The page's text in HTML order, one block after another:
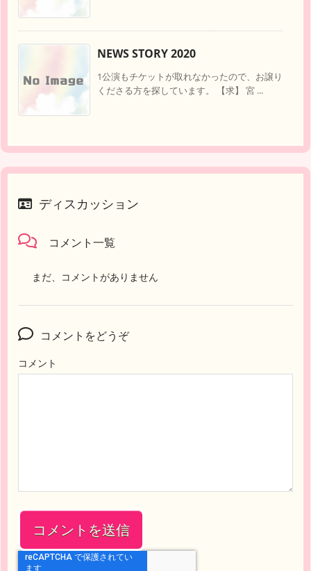
NEWS STORY 2020
1公演もチケットが取れなかったので、お譲り
くださる方を探しています。 【求】 宮 ...
ディスカッション
コメント一覧
まだ、コメントがありません
コメントをどうぞ
コメント